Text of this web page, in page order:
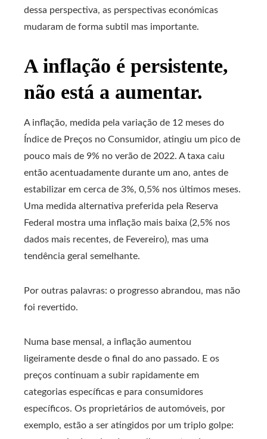
dessa perspectiva, as perspectivas económicas
mudaram de forma subtil mas importante.
A inflação é persistente,
não está a aumentar.
A inflação, medida pela variação de 12 meses do
Índice de Preços no Consumidor, atingiu um pico de
pouco mais de 9% no verão de 2022. A taxa caiu
então acentuadamente durante um ano, antes de
estabilizar em cerca de 3%, 0,5% nos últimos meses.
Uma medida alternativa preferida pela Reserva
Federal mostra uma inflação mais baixa (2,5% nos
dados mais recentes, de Fevereiro), mas uma
tendência geral semelhante.
Por outras palavras: o progresso abrandou, mas não
foi revertido.
Numa base mensal, a inflação aumentou
ligeiramente desde o final do ano passado. E os
preços continuam a subir rapidamente em
categorias específicas e para consumidores
específicos. Os proprietários de automóveis, por
exemplo, estão a ser atingidos por um triplo golpe: